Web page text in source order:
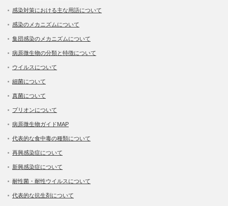
感染対策における主な用語について
感染のメカニズムについて
集団感染のメカニズムについて
病原微生物の分類と特徴について
ウイルスについて
細菌について
真菌について
プリオンについて
病原微生物ガイドMAP
代表的な食中毒の種類について
再興感染症について
新興感染症について
耐性菌・耐性ウイルスについて
代表的な抗生剤について